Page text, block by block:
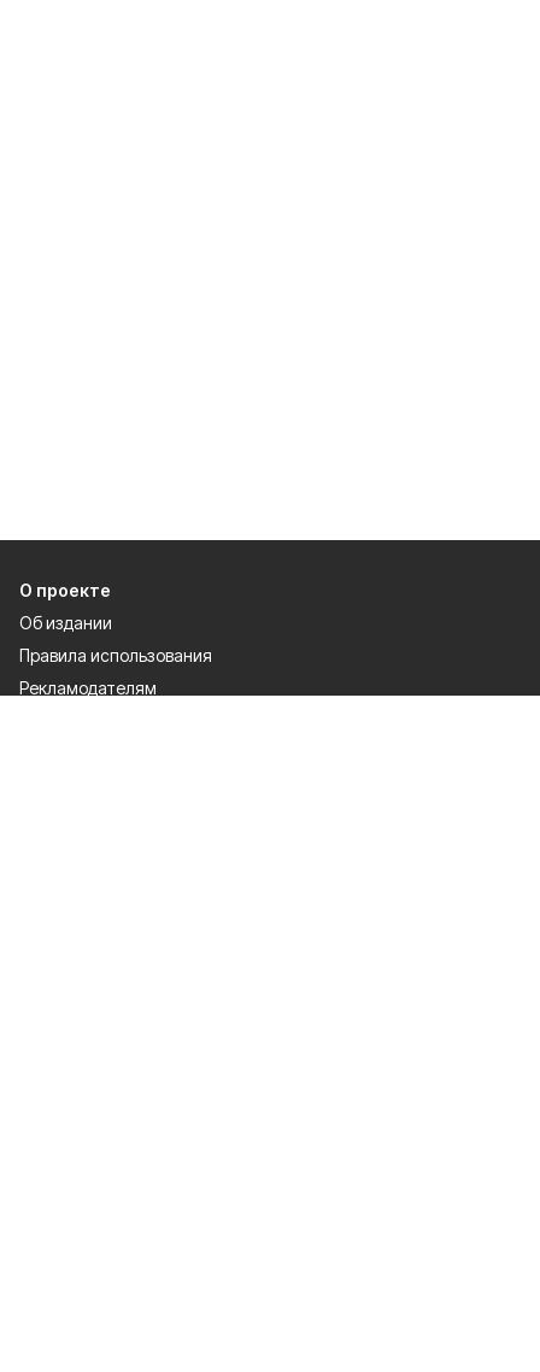
О проекте
Об издании
Правила использования
Рекламодателям